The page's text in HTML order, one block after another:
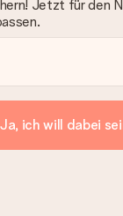
Jetzt für den
Ja, ich will dabei